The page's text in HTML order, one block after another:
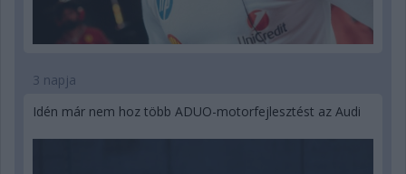
3 napja
Idén már nem hoz több ADUO-motorfejlesztést az Audi